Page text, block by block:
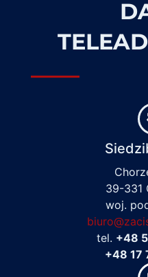
39-331
woj.
tel. +48
+48 17